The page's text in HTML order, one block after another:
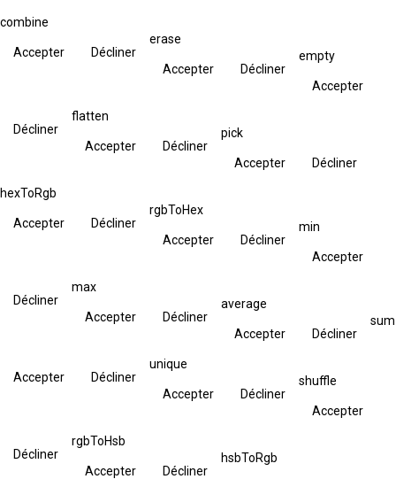
combine
Accepter Décliner
erase
Accepter Décliner
empty
Accepter
Décliner
flatten
Accepter Décliner
pick
Accepter Décliner
hexToRgb
Accepter Décliner
rgbToHex
Accepter Décliner
min
Accepter
Décliner
max
Accepter Décliner
average
Accepter Décliner
sum
Accepter Décliner
unique
Accepter Décliner
shuffle
Accepter
Décliner
rgbToHsb
Accepter Décliner
hsbToRgb